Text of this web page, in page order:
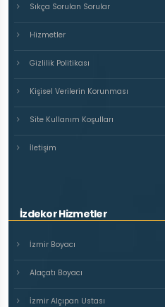
Sıkça Sorulan Sorular
Hizmetler
Gizlilik Politikası
Kişisel Verilerin Korunması
Site Kullanım Koşulları
İletişim
İzdekor Hizmetler
İzmir Boyacı
Alaçatı Boyacı
İzmir Alçıpan Ustası